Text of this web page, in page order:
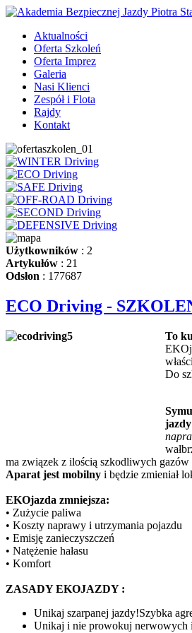
Aktualności
Oferta Szkoleń
Oferta Imprez
Galeria
Nasi Klienci
Zespół i Flota
Rajdy
Kontakt
Użytkowników : 2
Artykułów : 21
Odsłon : 177687
ECO Driving -
To
Do
ma związek z ilością szkodliwych
Aparat jest mobilny i będzie zmieniał
EKOjazda zmniejsza:
• Zużycie paliwa
• Koszty naprawy i utrzymania pojazdu
• Emisję zanieczyszczeń
• Natężenie hałasu
• Komfort
ZASADY EKOJAZDY :
Unikaj szarpanej jazdy!Szybka
Unikaj i nie prowokuj nerwowych